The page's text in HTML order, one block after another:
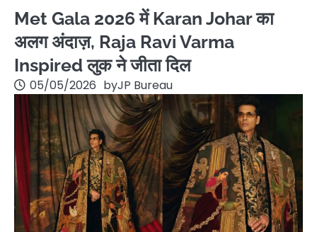
Met Gala 2026 में Karan Johar का
अलग अंदाज़, Raja Ravi Varma
Inspired लुक ने जीता दिल
05/05/2026 byJP Bureau